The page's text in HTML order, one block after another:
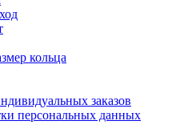
кольца
заказов
персональных данных